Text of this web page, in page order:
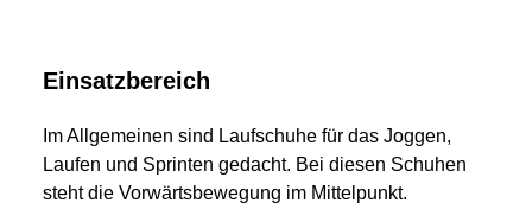
Einsatzbereich
Im Allgemeinen sind Laufschuhe für das Joggen,
Laufen und Sprinten gedacht. Bei diesen Schuhen
steht die Vorwärtsbewegung im Mittelpunkt.